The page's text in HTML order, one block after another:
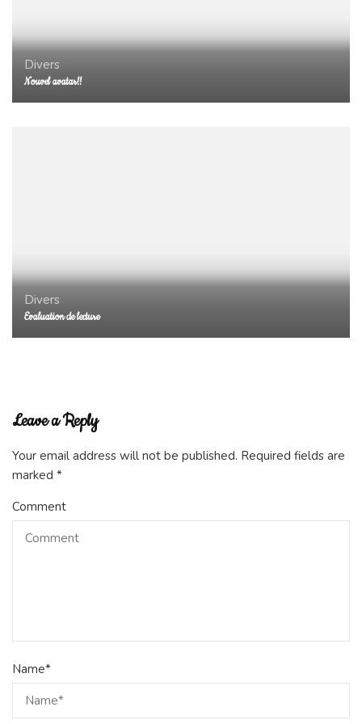
Divers
Nouvel avatar!!
Divers
Evaluation de lecture
Leave a Reply
Your email address will not be published. Required fields are
marked *
Comment
Name*